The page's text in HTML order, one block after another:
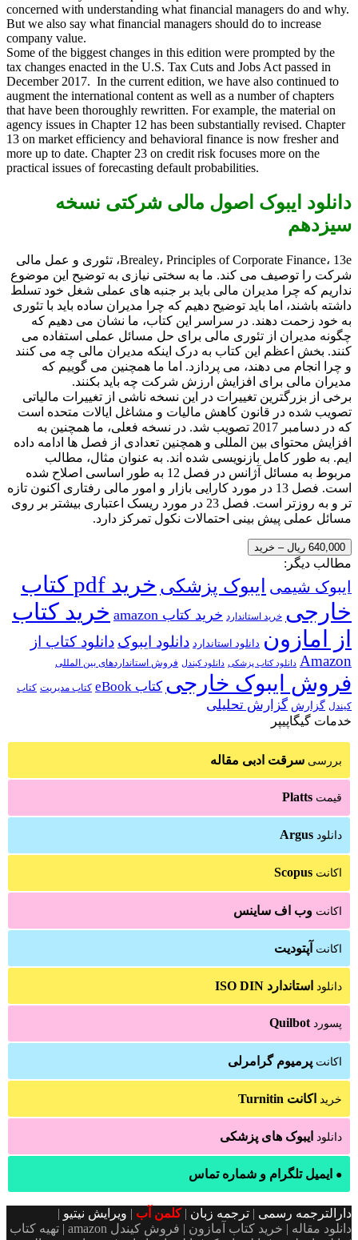
concerned with understanding what financial managers do and why.
But we also say what financial managers should do to increase
company value.
Some of the biggest changes in this edition were prompted by the
tax changes enacted in the U.S. Tax Cuts and Jobs Act passed in
December 2017. In the current edition, we have also continued to
augment the international content as well as a number of chapters
that have been thoroughly rewritten. For example, the material on
agency issues in Chapter 12 has been substantially revised. Chapter
13 on market efficiency and behavioral finance is now fresher and
more up to date. Chapter 23 on credit risk focuses more on the
practical issues of forecasting default probabilities.
دانلود ایبوک اصول مالی شرکتی نسخه
سیزدهم
Brealey، Principles of Corporate Finance، 13e، تئوری و عمل مالی
شرکت را توصیف می کند. ما به سختی نیازی به توضیح این موضوع
نداریم که چرا مدیران مالی باید بر جنبه های عملی شغل خود تسلط
داشته باشند، اما باید توضیح دهیم که چرا مدیران ساده باید با تئوری
به خود زحمت دهند. در سراسر این کتاب، ما نشان می دهیم که
چگونه مدیران از تئوری مالی برای حل مسائل عملی استفاده می
کنند. بخش اعظم این کتاب به درک اینکه مدیران مالی چه می کنند
و چرا انجام می دهند، می پردازد. اما ما همچنین می گوییم که
مدیران مالی برای افزایش ارزش شرکت چه باید بکنند.
برخی از بزرگترین تغییرات در این نسخه ناشی از تغییرات مالیاتی
تصویب شده در قانون کاهش مالیات و مشاغل ایالات متحده است
که در دسامبر 2017 تصویب شد. در نسخه فعلی، ما همچنین به
افزایش محتوای بین المللی و همچنین تعدادی از فصل ها ادامه داده
ایم. به طور کامل بازنویسی شده اند. به عنوان مثال، مطالب
مربوط به مسائل آژانس در فصل 12 به طور اساسی اصلاح شده
است. فصل 13 در مورد کارایی بازار و امور مالی رفتاری اکنون تازه
تر و به روزتر است. فصل 23 در مورد ریسک اعتباری بیشتر بر روی
مسائل عملی پیش بینی احتمالات نکول تمرکز دارد.
640,000 ریال – خرید
مطالب دیگر:
ایبوک شیمی ایبوک پزشکی
خرید pdf کتاب
خارجی خرید استاندارد خرید کتاب amazon
خرید کتاب
از امازون دانلود استاندارد دانلود ایبوک دانلود کتاب از
Amazon دانلود کتاب پزشکی دانلود کیندل فروش استانداردهای بین المللی
فروش ایبوک خارجی کتاب eBook کتاب مدیریت کتاب
کیندل گزارش گزارش تحلیلی
خدمات گیگاپیپر
بررسی سرقت ادبی مقاله
قیمت Platts
دانلود Argus
اکانت Scopus
اکانت وب اف ساینس
اکانت آپتودیت
دانلود استاندارد ISO DIN
پسورد Quilbot
اکانت پرمیوم گرامرلی
خرید اکانت Turnitin
دانلود ایبوک های پزشکی
● ایمیل تلگرام و شماره تماس
دارالترجمه رسمی | ترجمه زبان |کلمن آب | ویرایش نیتیو |
دانلود مقاله | خرید کتاب آمازون | فروش کیندل amazon | تهیه کتاب